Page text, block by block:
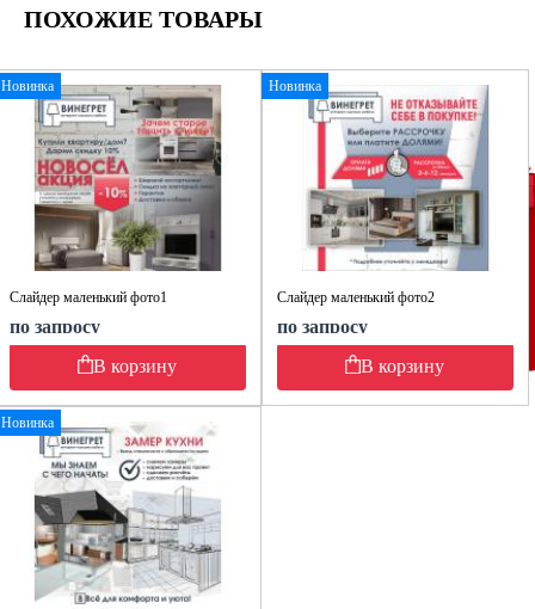
ПОХОЖИЕ ТОВАРЫ
Новинка
Слайдер маленький фото1
по запросу
В корзину
Новинка
Слайдер маленький фото2
по запросу
В корзину
Новинка